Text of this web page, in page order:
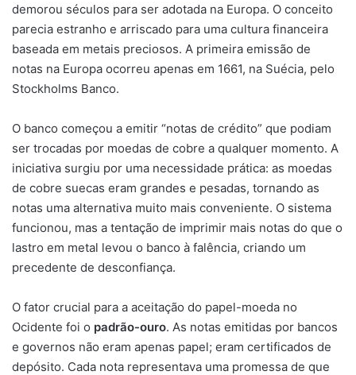
demorou séculos para ser adotada na Europa. O conceito
parecia estranho e arriscado para uma cultura financeira
baseada em metais preciosos. A primeira emissão de
notas na Europa ocorreu apenas em 1661, na Suécia, pelo
Stockholms Banco.
O banco começou a emitir “notas de crédito” que podiam
ser trocadas por moedas de cobre a qualquer momento. A
iniciativa surgiu por uma necessidade prática: as moedas
de cobre suecas eram grandes e pesadas, tornando as
notas uma alternativa muito mais conveniente. O sistema
funcionou, mas a tentação de imprimir mais notas do que o
lastro em metal levou o banco à falência, criando um
precedente de desconfiança.
O fator crucial para a aceitação do papel-moeda no
Ocidente foi o padrão-ouro. As notas emitidas por bancos
e governos não eram apenas papel; eram certificados de
depósito. Cada nota representava uma promessa de que